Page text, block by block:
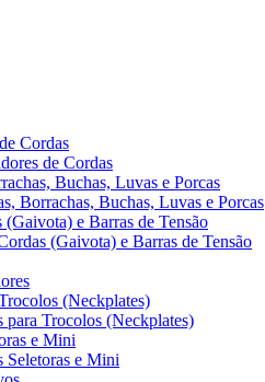
Cordas
de Cordas
Buchas, Luvas e Porcas
Borrachas, Buchas, Luvas e Porcas
e Barras de Tensão
(Gaivota) e Barras de Tensão
(Neckplates)
para Trocolos (Neckplates)
e Mini
Seletoras e Mini